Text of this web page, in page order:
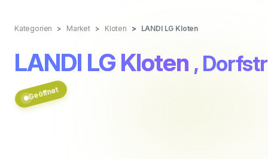
Kategorien Market Kloten LANDI LG Kloten
LANDI LG Kloten ,
Geöffnet